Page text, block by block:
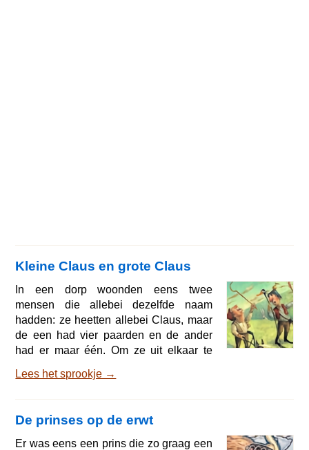
Kleine Claus en grote Claus
In een dorp woonden eens twee
mensen die allebei dezelfde naam
hadden: ze heetten allebei Claus, maar
de een had vier paarden en de ander
had er maar één. Om ze uit elkaar te
de man die vier paarden had, grote
hoe het die twee verging, want dat is
een waar verhaal! De hele week moest
Lees het sprookje →
De prinses op de erwt
Er was eens een prins die zo graag een